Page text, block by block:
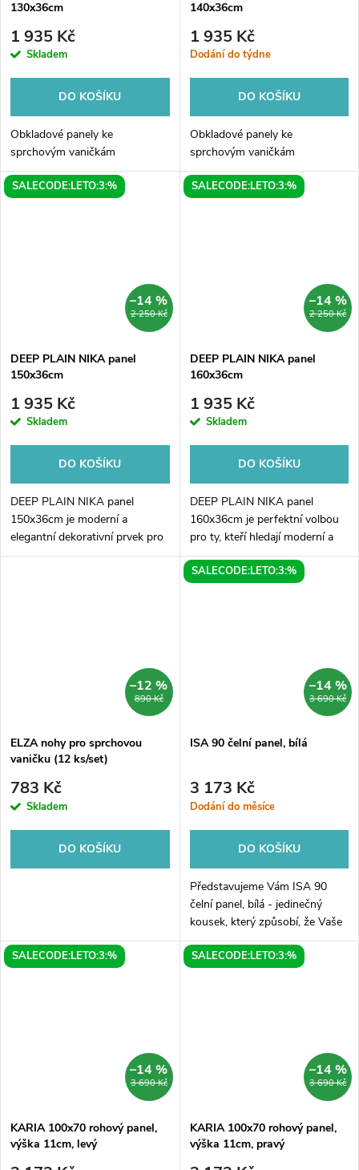
130x36cm
1 935 Kč
Skladem
DO KOŠÍKU
Obkladové panely ke
sprchovým vaničkám
140x36cm
1 935 Kč
Dodání do týdne
DO KOŠÍKU
Obkladové panely ke
sprchovým vaničkám
SALECODE:LETO:3:%
2 250 Kč
–14 %
DEEP PLAIN NIKA panel
150x36cm
1 935 Kč
Skladem
DO KOŠÍKU
DEEP PLAIN NIKA panel
150x36cm je moderní a
elegantní dekorativní prvek pro
každý interiér. Jeho jednoduchý
SALECODE:LETO:3:%
2 250 Kč
–14 %
DEEP PLAIN NIKA panel
160x36cm
1 935 Kč
Skladem
DO KOŠÍKU
DEEP PLAIN NIKA panel
160x36cm je perfektní volbou
pro ty, kteří hledají moderní a
funkční design pro svůj interiér.
Díky svým rozměrům
890 Kč
–12 %
ELZA nohy pro sprchovou
vaničku (12 ks/set)
783 Kč
Skladem
DO KOŠÍKU
SALECODE:LETO:3:%
3 690 Kč
–14 %
ISA 90 čelní panel, bílá
3 173 Kč
Dodání do měsíce
DO KOŠÍKU
Představujeme Vám ISA 90
čelní panel, bílá - jedinečný
kousek, který způsobí, že Vaše
kuchyň bude vypadat moderně
a stylově. Díky jemnému bílému
SALECODE:LETO:3:%
3 690 Kč
–14 %
KARIA 100x70 rohový panel,
výška 11cm, levý
SALECODE:LETO:3:%
3 690 Kč
–14 %
KARIA 100x70 rohový panel,
výška 11cm, pravý